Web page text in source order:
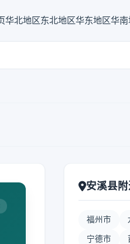
华北地区东北地区华东地区华
安溪县
福州市
宁德市